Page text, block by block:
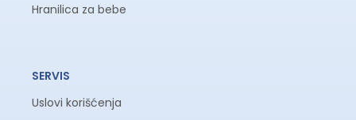
Hranilica za bebe
SERVIS
Uslovi korišćenja